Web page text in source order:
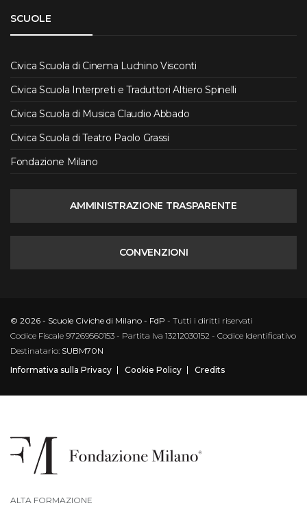
SCUOLE
Civica Scuola di Cinema Luchino Visconti
Civica Scuola Interpreti e Traduttori Altiero Spinelli
Civica Scuola di Musica Claudio Abbado
Civica Scuola di Teatro Paolo Grassi
Fondazione Milano
AMMINISTRAZIONE TRASPARENTE
CONVENZIONI
© 2026 - Scuole Civiche di Milano - FdP - Tutti i diritti riservati
Codice Fiscale 97269560153 - Partita Iva 13212030152 - Codice Identificativo
Destinatario: SUBM70N
Informativa sulla Privacy
Cookie Policy Credits
ALTA FORMAZIONE